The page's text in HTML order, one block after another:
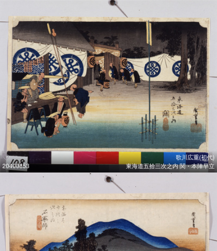
20400853
歌川広重(初代)
東海道五拾三次之内 関・本陣早立